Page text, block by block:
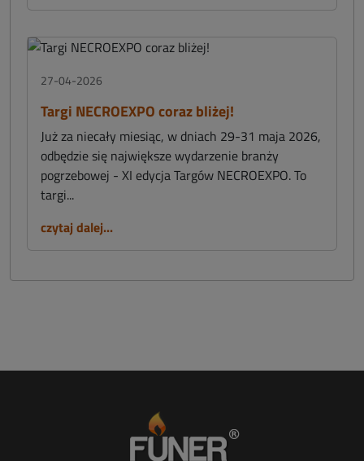
27-04-2026
Targi NECROEXPO coraz bliżej!
Już za niecały miesiąc, w dniach 29-31 maja 2026,
odbędzie się największe wydarzenie branży
pogrzebowej - XI edycja Targów NECROEXPO. To
targi...
czytaj dalej...